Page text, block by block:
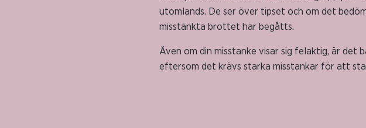
utomlands. De ser över tipset och om det
misstänkta brottet har begåtts.
Även om din misstanke visar sig felaktig, är
eftersom det krävs starka misstankar för att